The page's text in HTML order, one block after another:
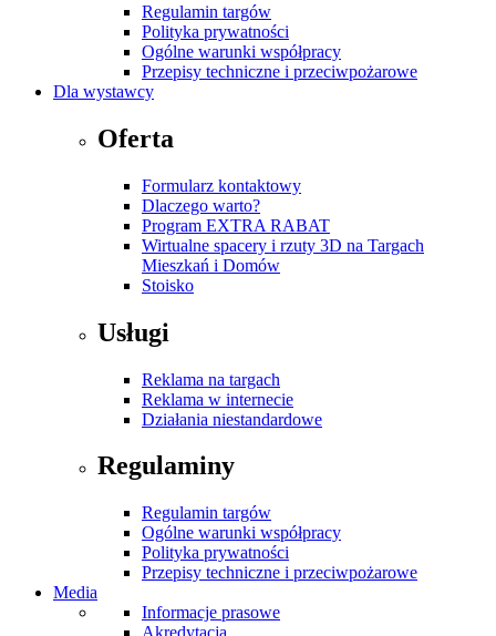
Regulamin targów
Polityka prywatności
Ogólne warunki współpracy
Przepisy techniczne i przeciwpożarowe
Dla wystawcy
Oferta
Formularz kontaktowy
Dlaczego warto?
Program EXTRA RABAT
Wirtualne spacery i rzuty 3D na Targach
Mieszkań i Domów
Stoisko
Usługi
Reklama na targach
Reklama w internecie
Działania niestandardowe
Regulaminy
Regulamin targów
Ogólne warunki współpracy
Polityka prywatności
Przepisy techniczne i przeciwpożarowe
Media
Informacje prasowe